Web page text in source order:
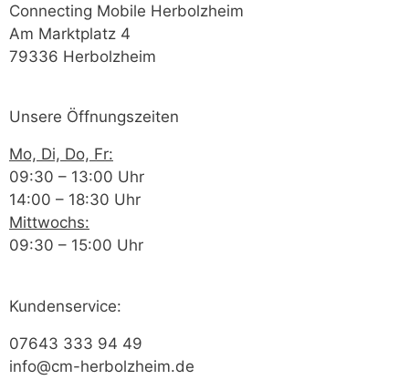
Connecting Mobile Herbolzheim
Am Marktplatz 4
79336 Herbolzheim
Unsere Öffnungszeiten
Mo, Di, Do, Fr:
09:30 – 13:00 Uhr
14:00 – 18:30 Uhr
Mittwochs:
09:30 – 15:00 Uhr
Kundenservice:
07643 333 94 49
info@cm-herbolzheim.de